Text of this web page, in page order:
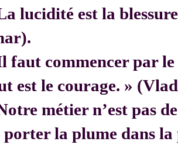
lucidité est la
faut commencer par le
est le courage. »
métier n’est pas
porter la plume dans